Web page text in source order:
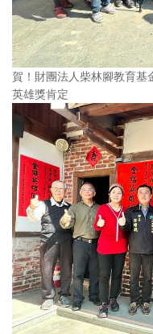
賀！財團法人柴林腳教育
英雄獎肯定